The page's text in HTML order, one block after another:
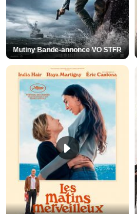
Mutiny Bande-annonce VO STFR